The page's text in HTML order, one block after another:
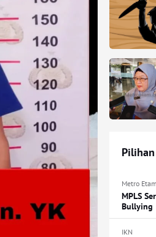
Metro Etam
MPLS
Bullying
IKN